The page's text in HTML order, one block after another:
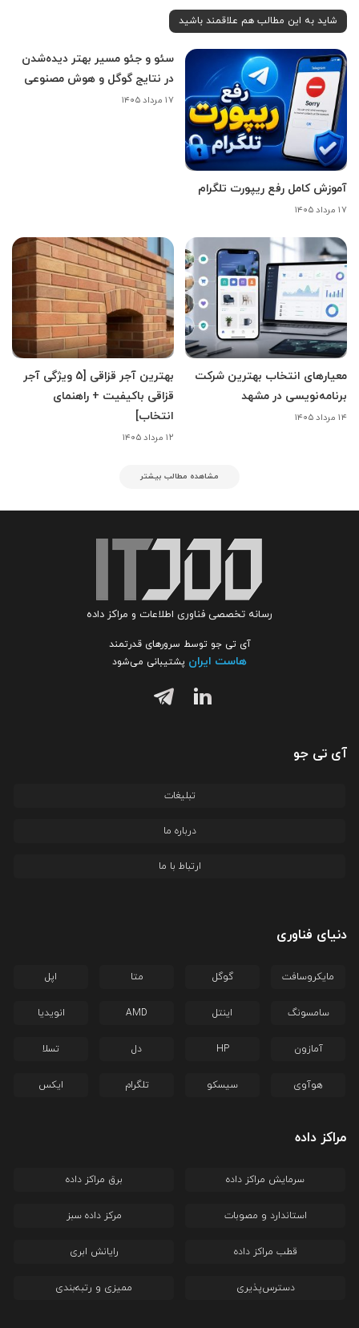
شاید به این مطالب هم علاقمند باشید
آموزش کامل رفع ریپورت تلگرام
۱۷ مرداد ۱۴۰۵
سئو و جئو مسیر بهتر دیده‌شدن
در نتایج گوگل و هوش مصنوعی
۱۷ مرداد ۱۴۰۵
معیارهای انتخاب بهترین شرکت
برنامه‌نویسی در مشهد
۱۴ مرداد ۱۴۰۵
بهترین آجر قزاقی [5 ویژگی آجر
قزاقی باکیفیت + راهنمای
انتخاب]
۱۲ مرداد ۱۴۰۵
مشاهده مطالب بیشتر
رسانه تخصصی فناوری اطلاعات و مراکز داده
آی تی جو توسط سرورهای قدرتمند
هاست ایران پشتیبانی می‌شود
آی تی جو
تبلیغات
درباره ما
ارتباط با ما
دنیای فناوری
مایکروسافت گوگل متا اپل
سامسونگ اینتل AMD انویدیا
آمازون HP دل تسلا
هوآوی سیسکو تلگرام ایکس
مراکز داده
سرمایش مراکز داده برق مراکز داده
استاندارد و مصوبات مرکز داده سبز
قطب مراکز داده رایانش ابری
دسترس‌پذیری ممیزی و رتبه‌بندی